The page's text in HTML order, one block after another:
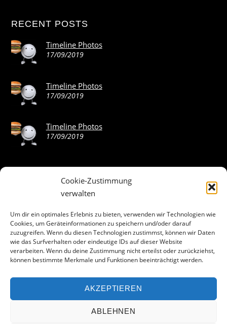
Cookie-Zustimmung
verwalten
Um dir ein optimales Erlebnis zu bieten, verwenden wir Technologien wie
Cookies, um Geräteinformationen zu speichern und/oder darauf
zuzugreifen. Wenn du diesen Technologien zustimmst, können wir Daten
wie das Surfverhalten oder eindeutige IDs auf dieser Website
verarbeiten. Wenn du deine Zustimmung nicht erteilst oder zurückziehst,
können bestimmte Merkmale und Funktionen beeinträchtigt werden.
AKZEPTIEREN
ABLEHNEN
RECENT POSTS
Timeline Photos
17/09/2019
Timeline Photos
17/09/2019
Timeline Photos
17/09/2019
ABOUT THE LANDING THEME…
The Landing theme is a one-page design WordPress theme
that’s focused on getting your audience to follow-through
with your call-to-action. Built to work seamlessly with our
drag & drop Builder plugin, it gives you the ability to
customize the look and feel of your content.